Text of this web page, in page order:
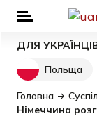
ДЛЯ
Польща
Головна